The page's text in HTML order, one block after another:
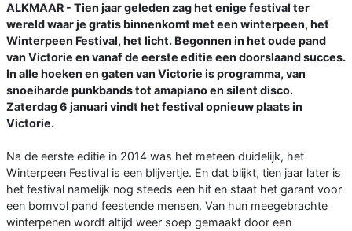
ALKMAAR - Tien jaar geleden zag het enige festival ter
wereld waar je gratis binnenkomt met een winterpeen, het
Winterpeen Festival, het licht. Begonnen in het oude pand
van Victorie en vanaf de eerste editie een doorslaand succes.
In alle hoeken en gaten van Victorie is programma, van
snoeiharde punkbands tot amapiano en silent disco.
Zaterdag 6 januari vindt het festival opnieuw plaats in
Victorie.
Na de eerste editie in 2014 was het meteen duidelijk, het
Winterpeen Festival is een blijvertje. En dat blijkt, tien jaar later is
het festival namelijk nog steeds een hit en staat het garant voor
een bomvol pand feestende mensen. Van hun meegebrachte
winterpenen wordt altijd weer soep gemaakt door een